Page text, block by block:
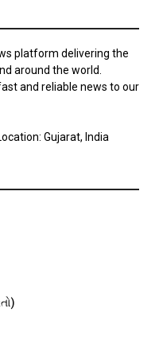
platform delivering the
around the world.
and reliable news to our
Gujarat, India